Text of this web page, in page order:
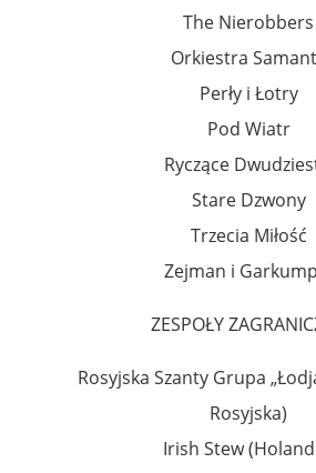
The Nierobbers
Orkiestra
Perły i Łotry
Pod Wiatr
Ryczące
Stare Dzwony
Trzecia Miłość
Zejman i
ZESPOŁY
Rosyjska Szanty Grupa
Rosyjska)
Irish Stew